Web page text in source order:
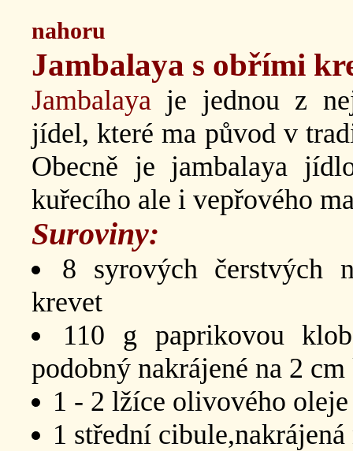
nahoru
Jambalaya s obřími
Jambalaya je jednou z
jídel, které ma původ v
Obecně je jambalaya
kuřecího ale i vepřového
Suroviny:
8 syrových čerstvých
krevet
110 g paprikovou
podobný nakrájené na 2
1 - 2 lžíce olivového oleje
1 střední